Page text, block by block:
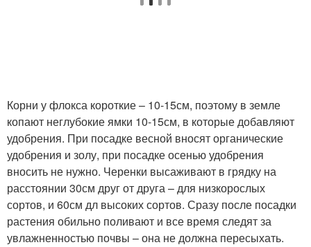
Корни у флокса короткие – 10-15см, поэтому в земле
копают неглубокие ямки 10-15см, в которые добавляют
удобрения. При посадке весной вносят органические
удобрения и золу, при посадке осенью удобрения
вносить не нужно. Черенки высаживают в грядку на
расстоянии 30см друг от друга – для низкорослых
сортов, и 60см дл высоких сортов. Сразу после посадки
растения обильно поливают и все время следят за
увлажненностью почвы – она не должна пересыхать.